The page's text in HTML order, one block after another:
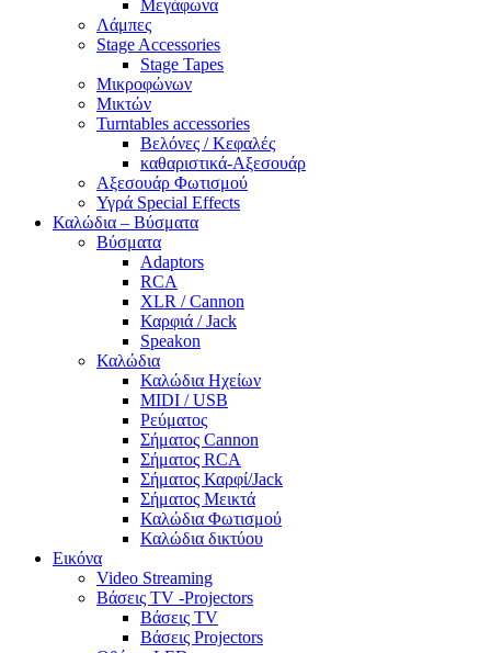
Μεγάφωνα
Λάμπες
Stage Accessories
Stage Tapes
Μικροφώνων
Μικτών
Turntables accessories
Βελόνες / Κεφαλές
καθαριστικά-Αξεσουάρ
Αξεσουάρ Φωτισμού
Υγρά Special Effects
Καλώδια – Βύσματα
Βύσματα
Adaptors
RCA
XLR / Cannon
Καρφιά / Jack
Speakon
Καλώδια
Καλώδια Ηχείων
MIDI / USB
Ρεύματος
Σήματος Cannon
Σήματος RCA
Σήματος Καρφί/Jack
Σήματος Μεικτά
Καλώδια Φωτισμού
Καλώδια δικτύου
Εικόνα
Video Streaming
Βάσεις TV -Projectors
Βάσεις TV
Βάσεις Projectors